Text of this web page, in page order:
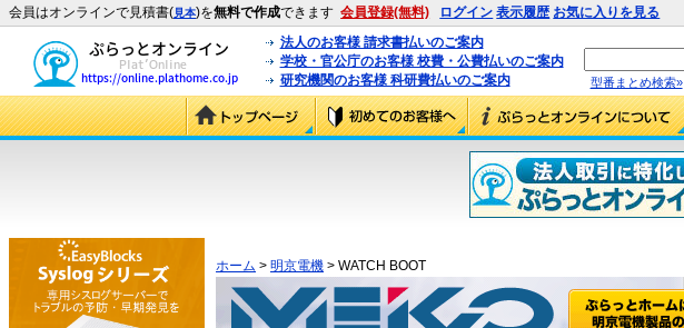
会員はオンラインで見積書(見本)を無料で作成できます 会員登録(無料) ログイン 表示履歴 お気に入りを見る
法人のお客様 請求書払いのご案内
学校・官公庁のお客様 校費・公費払いのご案内
研究機関のお客様 科研費払いのご案内
型番まとめ検索»
ホーム > 明京電機 > WATCH BOOT